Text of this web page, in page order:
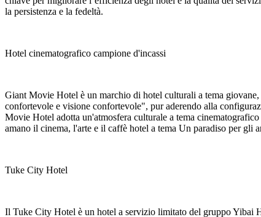
la persistenza e la fedeltà.
Hotel cinematografico campione d'incassi
Giant Movie Hotel è un marchio di hotel culturali a tema
confortevole e visione confortevole", pur aderendo alla
Movie Hotel adotta un'atmosfera culturale a tema
amano il cinema, l'arte e il caffè hotel a tema Un paradiso per
Tuke City Hotel
Il Tuke City Hotel è un hotel a servizio limitato del gruppo Yibai